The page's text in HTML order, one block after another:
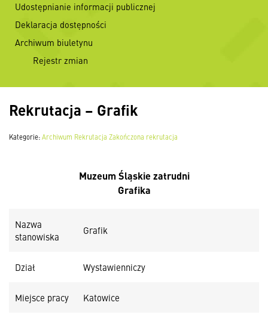
Udostępnianie informacji publicznej
Deklaracja dostępności
Archiwum biuletynu
Rejestr zmian
Rekrutacja – Grafik
Kategorie:Archiwum Rekrutacja Zakończona rekrutacja
Muzeum Śląskie zatrudni
Grafika
Nazwa
stanowiska
Grafik
Dział Wystawienniczy
Miejsce pracy Katowice